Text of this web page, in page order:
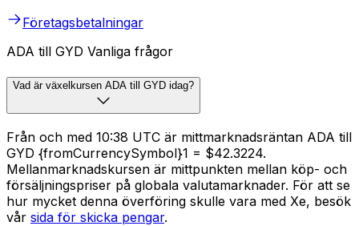
Företagsbetalningar
ADA till GYD Vanliga frågor
Vad är växelkursen ADA till GYD idag?
Från och med 10:38 UTC är mittmarknadsräntan ADA till
GYD {fromCurrencySymbol}1 = $42.3224.
Mellanmarknadskursen är mittpunkten mellan köp- och
försäljningspriser på globala valutamarknader. För att se
hur mycket denna överföring skulle vara med Xe, besök
vår sida för skicka pengar.